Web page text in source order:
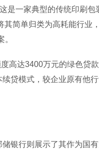
一家典型的传统印刷包
简单归类为高耗能行业
达3400万元的绿色贷款
贷模式，较企业原有他
行则展示了其作为国有